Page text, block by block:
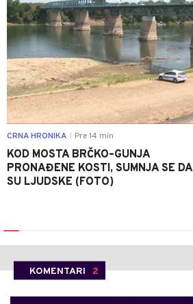
CRNA HRONIKA Pre 14 min
KOD MOSTA BRČKO–GUNJA
PRONAĐENE KOSTI, SUMNJA SE DA
SU LJUDSKE (FOTO)
KOMENTARI 2